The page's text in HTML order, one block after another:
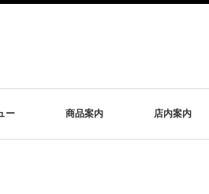
ー 商品案内 店内案内